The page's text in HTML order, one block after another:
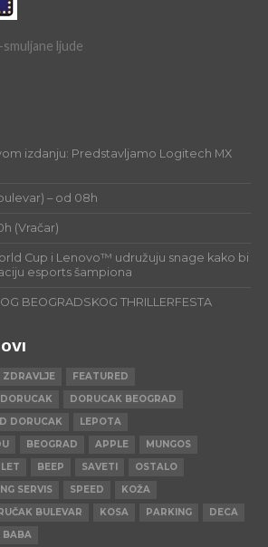
ljude
izdanju: Predstavljamo Logitech MX
– od 08h
(Vračar)
Cup i Lenovo™ udružuju snage kako bi
esports šampiona
BEOGRADSKOG THRILLERFESTA
ZDRAVLJE
FEATURED
DORUCAK BEOGRAD
DORUCAK
LEPOTA
BEOGRAD APPLE
MUNGOS
BEEP SAVETI
OSTALO
SERVIS SPEED
KOŽA
BULEVAR KOSA PARKING
DECA
BABA